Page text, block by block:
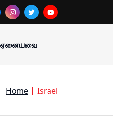
ஏனையவை
Home Israel